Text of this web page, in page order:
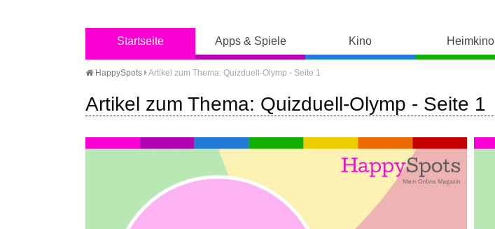
Startseite Apps & Spiele Kino Heimkino
HappySpots Artikel zum Thema: Quizduell-Olymp - Seite 1
Artikel zum Thema: Quizduell-Olymp - Seite 1